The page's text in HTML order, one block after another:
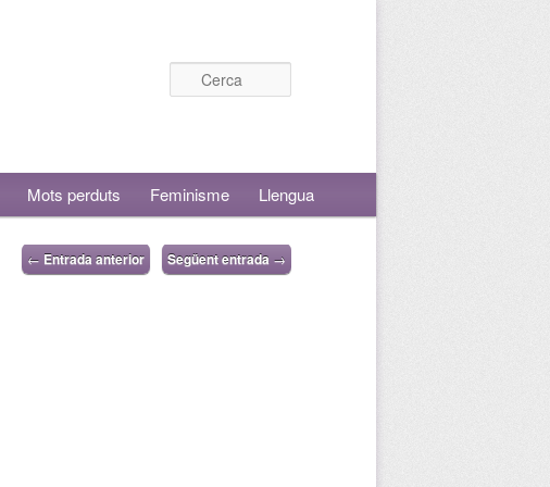
Mots perduts Feminisme Llengua
← Entrada anterior Següent entrada →